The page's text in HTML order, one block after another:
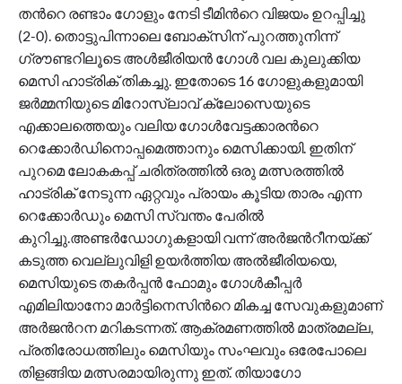
തന്‍റെ രണ്ടാം ഗോളും നേടി ടീമിന്‍റെ വിജയം ഉറപ്പിച്ചു
(2-0). തൊട്ടുപിന്നാലെ ബോക്സിന് പുറത്തുനിന്ന്
ഗ്രൗണ്ടറിലൂടെ അള്‍ജീരിയന്‍ ഗോള്‍ വല കുലുക്കിയ
മെസി ഹാട്രിക് തികച്ചു. ഇതോടെ 16 ഗോളുകളുമായി
ജർമ്മനിയുടെ മിറോസ്ലാവ് ക്ലോസെയുടെ
എക്കാലത്തെയും വലിയ ഗോള്‍വേട്ടക്കാരന്‍റെ
റെക്കോർഡിനൊപ്പമെത്താനും മെസിക്കായി. ഇതിന്
പുറമെ ലോകകപ്പ് ചരിത്രത്തിൽ ഒരു മത്സരത്തിൽ
ഹാട്രിക് നേടുന്ന ഏറ്റവും പ്രായം കൂടിയ താരം എന്ന
റെക്കോർഡും മെസി സ്വന്തം പേരിൽ
കുറിച്ചു.അണ്ടർഡോഗുകളായി വന്ന് അർജന്‍റീനയ്ക്ക്
കടുത്ത വെല്ലുവിളി ഉയർത്തിയ അൽജീരിയയെ,
മെസിയുടെ തകർപ്പൻ ഫോമും ഗോൾകീപ്പർ
എമിലിയാനോ മാർട്ടിനെസിന്‍റെ മികച്ച സേവുകളുമാണ്
അർജന്‍റന മറികടന്നത്. ആക്രമണത്തിൽ മാത്രമല്ല,
പ്രതിരോധത്തിലും മെസിയും സംഘവും ഒരേപോലെ
തിളങ്ങിയ മത്സരമായിരുന്നു ഇത്. തിയാഗോ